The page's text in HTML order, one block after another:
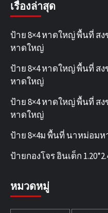
เรื่องล่าสุด
ป้าย 8×4 หาดใหญ่ พื้นที่ ส
หาดใหญ่
ป้าย 8×4 หาดใหญ่ พื้นที่ ส
หาดใหญ่
ป้าย 8×4 หาดใหญ่ พื้นที่ ส
หาดใหญ่
ป้าย 8×4ม พื้นที่ นาหม่อม
ป้ายกองโจร อินเด็ก
หมวดหมู่